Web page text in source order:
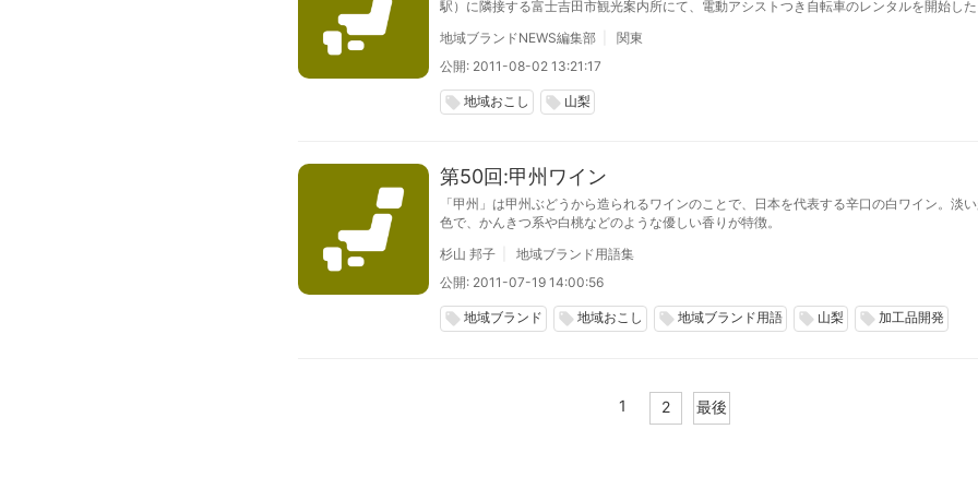
駅）に隣接する富士吉田市観光案内所にて、電動アシストつき自転車のレンタルを開始した
地域ブランドNEWS編集部
関東
公開: 2011-08-02 13:21:17
local_offer 地域おこし local_offer 山梨
第50回:甲州ワイン
「甲州」は甲州ぶどうから造られるワインのことで、日本を代表する辛口の白ワイン。淡
色で、かんきつ系や白桃などのような優しい香りが特徴。
杉山 邦子
地域ブランド用語集
公開: 2011-07-19 14:00:56
local_offer 地域ブランド local_offer 地域おこし local_offer 地域ブランド用語 local_offer 山梨 local_offer 加工品開発
1 2 最後